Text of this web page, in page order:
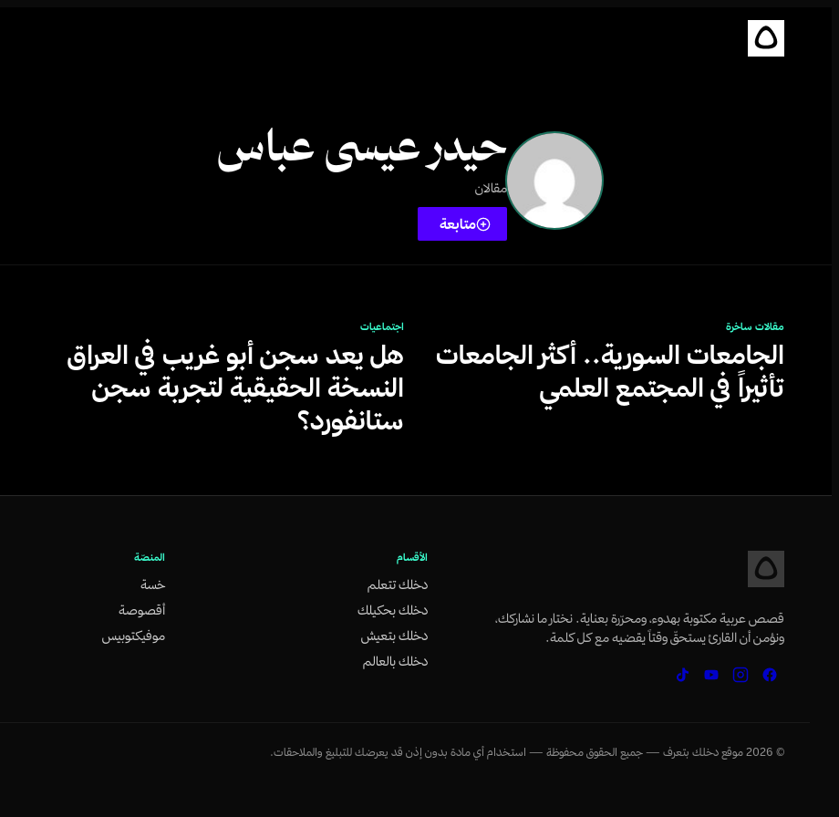
حيدر عيسى عباس
مقالان
متابعة
مقالات ساخرة
الجامعات السورية.. أكثر الجامعات
تأثيراً في المجتمع العلمي
اجتماعيات
هل يعد سجن أبو غريب في العراق
النسخة الحقيقية لتجربة سجن
ستانفورد؟
قصص عربية مكتوبة بهدوء، ومحرّرة بعناية. نختار ما نشاركك،
ونؤمن أن القارئ يستحقّ وقتاً يقضيه مع كل كلمة.
الأقسام
دخلك تتعلم
دخلك بحكيلك
دخلك بتعيش
دخلك بالعالم
المنصّة
خسة
أقصوصة
موفيكتوبيس
©
2026 موقع دخلك بتعرف — جميع الحقوق محفوظة — استخدام أي مادة بدون إذن قد يعرضك للتبليغ والملاحقات.